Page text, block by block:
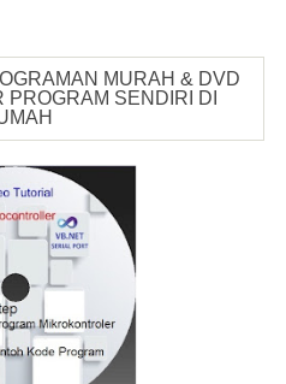
MURAH & DVD
SENDIRI DI